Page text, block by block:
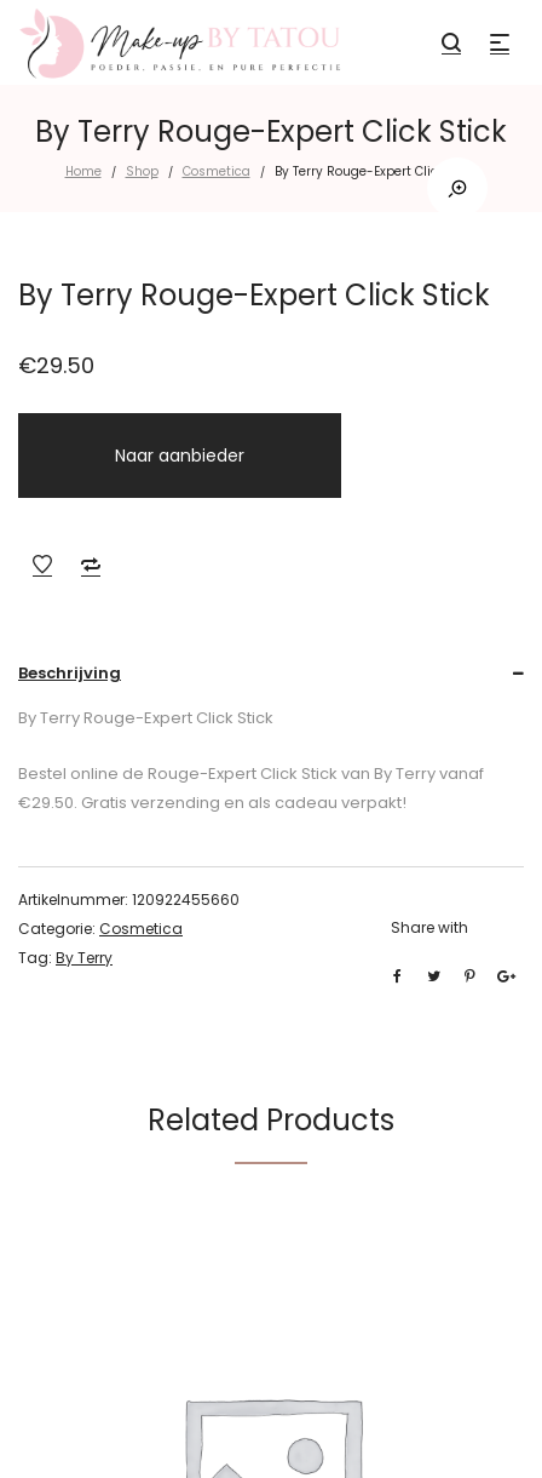
By Terry Rouge-Expert Click Stick
Home / Shop / Cosmetica / By Terry Rouge-Expert Click Stick
By Terry Rouge-Expert Click Stick
€29.50
Naar aanbieder
Beschrijving
By Terry Rouge-Expert Click Stick
Bestel online de Rouge-Expert Click Stick van By Terry vanaf
€29.50. Gratis verzending en als cadeau verpakt!
Artikelnummer: 120922455660
Categorie: Cosmetica
Tag: By Terry
Share with
Related Products